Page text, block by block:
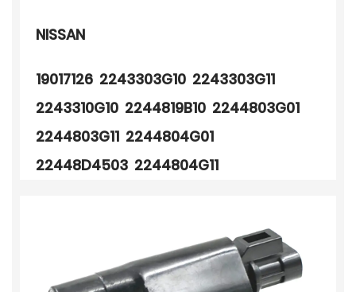
NISSAN
19017126 2243303G10 2243303G11
2243310G10 2244819B10 2244803G01
2244803G11 2244804G01
22448D4503 2244804G11